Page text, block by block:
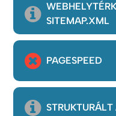
SITEMAP.XML
PAGESPEED